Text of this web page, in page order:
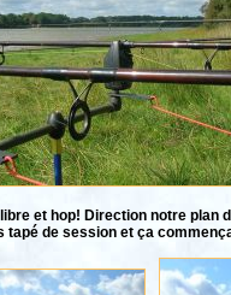
et hop! Direction notre plan
tapé de session et ça